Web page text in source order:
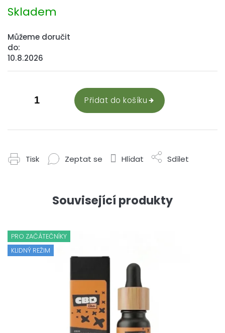
cena:
Skladem
Můžeme doručit
do:
10.8.2026
Přidat do košíku
Tisk Zeptat se Hlídat Sdílet
Související produkty
PRO ZAČÁTEČNÍKY
KLIDNÝ REŽIM